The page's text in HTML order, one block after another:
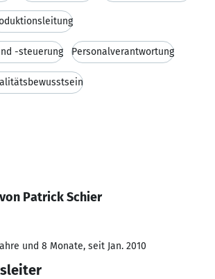
-steuerung Personalverantwortung
Patrick Schier
und 8 Monate, seit Jan. 2010